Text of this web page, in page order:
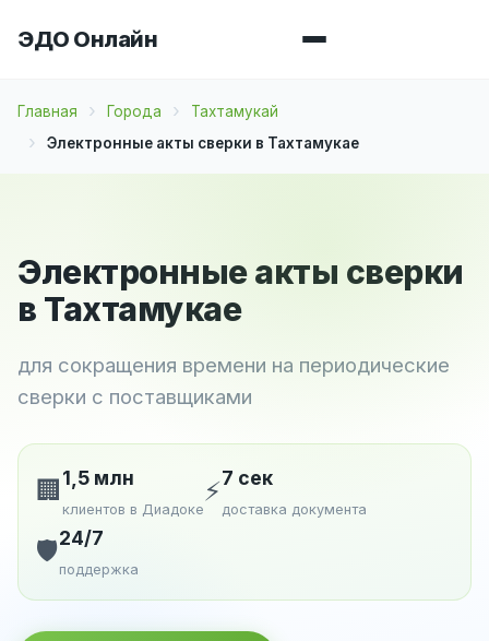
ЭДО Онлайн
Главная Города
Тахтамукай
Электронные акты сверки в Тахтамукае
Электронные акты сверки
в Тахтамукае
для сокращения времени на периодические
сверки с поставщиками
🏢 1,5 млн
клиентов в Диадоке
⚡7 сек
доставка документа
🛡️24/7
поддержка